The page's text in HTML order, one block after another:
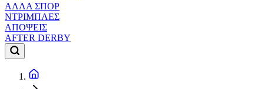
ΑΛΛΑ ΣΠΟΡ
ΝΤΡΙΜΠΛΕΣ
ΑΠΟΨΕΙΣ
AFTER DERBY